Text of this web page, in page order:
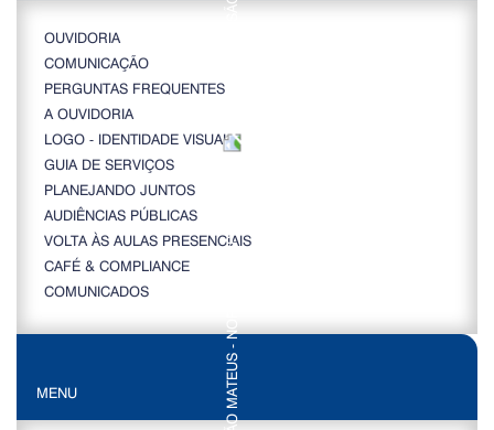
OUVIDORIA
COMUNICAÇÃO
PERGUNTAS FREQUENTES
A OUVIDORIA
LOGO - IDENTIDADE VISUAL
GUIA DE SERVIÇOS
PLANEJANDO JUNTOS
AUDIÊNCIAS PÚBLICAS
VOLTA ÀS AULAS PRESENCIAIS
CAFÉ & COMPLIANCE
COMUNICADOS
MENU